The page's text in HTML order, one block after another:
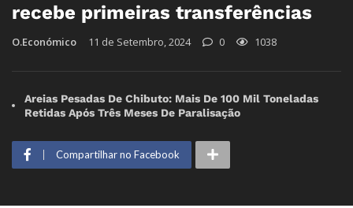
recebe primeiras transferências
O.Económico 11 de Setembro, 2024 0 1038
Areias Pesadas De Chibuto: Mais De 100 Mil Toneladas
Retidas Após Três Meses De Paralisação
Compartilhar no Facebook